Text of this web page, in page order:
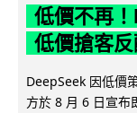
低價不再
低價搶客
DeepSeek 因低價
方於 8 月 6 日宣布